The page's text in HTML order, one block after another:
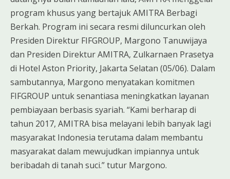
program khusus yang bertajuk AMITRA Berbagi
Berkah. Program ini secara resmi diluncurkan oleh
Presiden Direktur FIFGROUP, Margono Tanuwijaya
dan Presiden Direktur AMITRA, Zulkarnaen Prasetya
di Hotel Aston Priority, Jakarta Selatan (05/06). Dalam
sambutannya, Margono menyatakan komitmen
FIFGROUP untuk senantiasa meningkatkan layanan
pembiayaan berbasis syariah. “Kami berharap di
tahun 2017, AMITRA bisa melayani lebih banyak lagi
masyarakat Indonesia terutama dalam membantu
masyarakat dalam mewujudkan impiannya untuk
beribadah di tanah suci.” tutur Margono.